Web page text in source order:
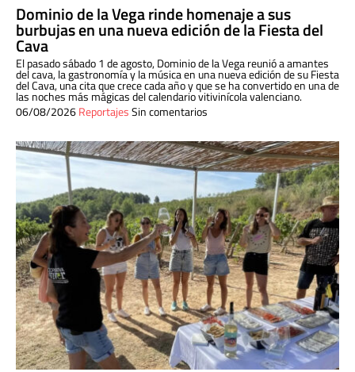
Dominio de la Vega rinde homenaje a sus
burbujas en una nueva edición de la Fiesta del
Cava
El pasado sábado 1 de agosto, Dominio de la Vega reunió a amantes
del cava, la gastronomía y la música en una nueva edición de su Fiesta
del Cava, una cita que crece cada año y que se ha convertido en una de
las noches más mágicas del calendario vitivinícola valenciano.
06/08/2026ReportajesSin comentarios